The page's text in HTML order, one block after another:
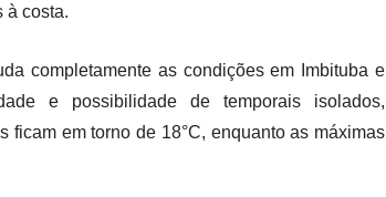
à costa.
completamente as condições em Imbituba e
e possibilidade de temporais isolados,
ficam em torno de 18°C, enquanto as máximas